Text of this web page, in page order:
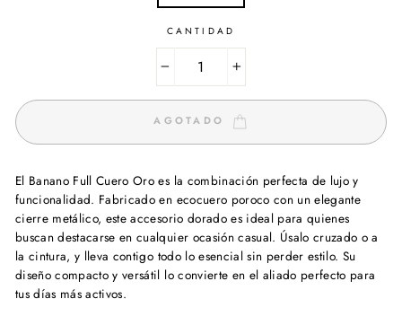
CANTIDAD
AGOTADO
El Banano Full Cuero Oro es la combinación perfecta de lujo y
funcionalidad. Fabricado en ecocuero poroco con un elegante
cierre metálico, este accesorio dorado es ideal para quienes
buscan destacarse en cualquier ocasión casual. Úsalo cruzado o a
la cintura, y lleva contigo todo lo esencial sin perder estilo. Su
diseño compacto y versátil lo convierte en el aliado perfecto para
tus días más activos.